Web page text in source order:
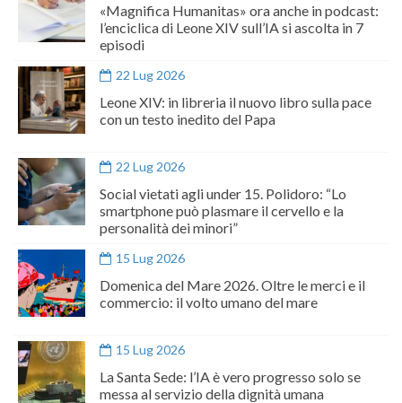
«Magnifica Humanitas» ora anche in podcast:
l’enciclica di Leone XIV sull’IA si ascolta in 7
episodi
22 Lug 2026
Leone XIV: in libreria il nuovo libro sulla pace
con un testo inedito del Papa
22 Lug 2026
Social vietati agli under 15. Polidoro: “Lo
smartphone può plasmare il cervello e la
personalità dei minori”
15 Lug 2026
Domenica del Mare 2026. Oltre le merci e il
commercio: il volto umano del mare
15 Lug 2026
La Santa Sede: l’IA è vero progresso solo se
messa al servizio della dignità umana